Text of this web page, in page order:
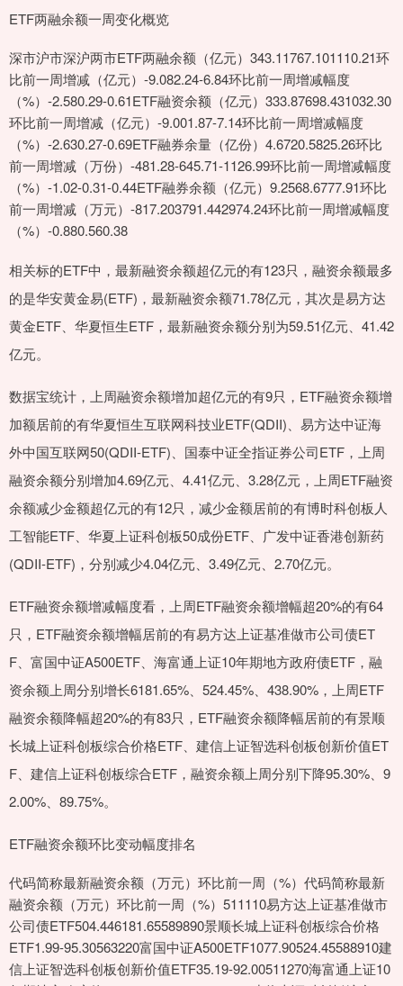
ETF两融余额一周变化概览
深市沪市深沪两市ETF两融余额（亿元）343.11767.101110.21环
比前一周增减（亿元）-9.082.24-6.84环比前一周增减幅度
（%）-2.580.29-0.61ETF融资余额（亿元）333.87698.431032.30
环比前一周增减（亿元）-9.001.87-7.14环比前一周增减幅度
（%）-2.630.27-0.69ETF融券余量（亿份）4.6720.5825.26环比
前一周增减（万份）-481.28-645.71-1126.99环比前一周增减幅度
（%）-1.02-0.31-0.44ETF融券余额（亿元）9.2568.6777.91环比
前一周增减（万元）-817.203791.442974.24环比前一周增减幅度
（%）-0.880.560.38
相关标的ETF中，最新融资余额超亿元的有123只，融资余额最多
的是华安黄金易(ETF)，最新融资余额71.78亿元，其次是易方达
黄金ETF、华夏恒生ETF，最新融资余额分别为59.51亿元、41.42
亿元。
数据宝统计，上周融资余额增加超亿元的有9只，ETF融资余额增
加额居前的有华夏恒生互联网科技业ETF(QDII)、易方达中证海
外中国互联网50(QDII-ETF)、国泰中证全指证券公司ETF，上周
融资余额分别增加4.69亿元、4.41亿元、3.28亿元，上周ETF融资
余额减少金额超亿元的有12只，减少金额居前的有博时科创板人
工智能ETF、华夏上证科创板50成份ETF、广发中证香港创新药
(QDII-ETF)，分别减少4.04亿元、3.49亿元、2.70亿元。
ETF融资余额增减幅度看，上周ETF融资余额增幅超20%的有64
只，ETF融资余额增幅居前的有易方达上证基准做市公司债ET
F、富国中证A500ETF、海富通上证10年期地方政府债ETF，融
资余额上周分别增长6181.65%、524.45%、438.90%，上周ETF
融资余额降幅超20%的有83只，ETF融资余额降幅居前的有景顺
长城上证科创板综合价格ETF、建信上证智选科创板创新价值ET
F、建信上证科创板综合ETF，融资余额上周分别下降95.30%、9
2.00%、89.75%。
ETF融资余额环比变动幅度排名
代码简称最新融资余额（万元）环比前一周（%）代码简称最新
融资余额（万元）环比前一周（%）511110易方达上证基准做市
公司债ETF504.446181.65589890景顺长城上证科创板综合价格
ETF1.99-95.30563220富国中证A500ETF1077.90524.45588910建
信上证智选科创板创新价值ETF35.19-92.00511270海富通上证10